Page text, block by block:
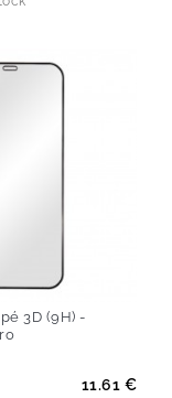
3D (9H) -
11.61 €